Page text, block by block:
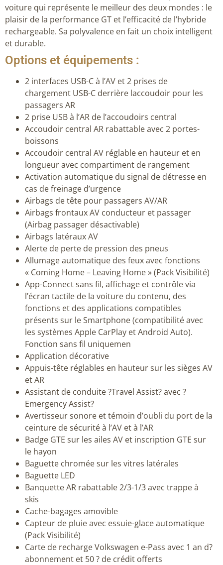
voiture qui représente le meilleur des deux mondes : le
plaisir de la performance GT et l’efficacité de l’hybride
rechargeable. Sa polyvalence en fait un choix intelligent
et durable.
Options et équipements :
2 interfaces USB-C à l’AV et 2 prises de
chargement USB-C derrière laccoudoir pour les
passagers AR
2 prise USB à l’AR de l’accoudoirs central
Accoudoir central AR rabattable avec 2 portes-
boissons
Accoudoir central AV réglable en hauteur et en
longueur avec compartiment de rangement
Activation automatique du signal de détresse en
cas de freinage d’urgence
Airbags de tête pour passagers AV/AR
Airbags frontaux AV conducteur et passager
(Airbag passager désactivable)
Airbags latéraux AV
Alerte de perte de pression des pneus
Allumage automatique des feux avec fonctions
« Coming Home – Leaving Home » (Pack Visibilité)
App-Connect sans fil, affichage et contrôle via
l’écran tactile de la voiture du contenu, des
fonctions et des applications compatibles
présents sur le Smartphone (compatibilité avec
les systèmes Apple CarPlay et Android Auto).
Fonction sans fil uniquemen
Application décorative
Appuis-tête réglables en hauteur sur les sièges AV
et AR
Assistant de conduite ?Travel Assist? avec ?
Emergency Assist?
Avertisseur sonore et témoin d’oubli du port de la
ceinture de sécurité à l’AV et à l’AR
Badge GTE sur les ailes AV et inscription GTE sur
le hayon
Baguette chromée sur les vitres latérales
Baguette LED
Banquette AR rabattable 2/3-1/3 avec trappe à
skis
Cache-bagages amovible
Capteur de pluie avec essuie-glace automatique
(Pack Visibilité)
Carte de recharge Volkswagen e-Pass avec 1 an d?
abonnement et 50 ? de crédit offerts